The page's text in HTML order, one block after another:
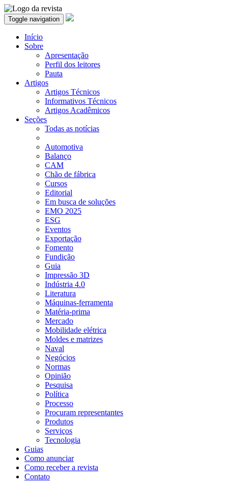
Toggle navigation
Início
Sobre
Apresentação
Perfil dos leitores
Pauta
Artigos
Artigos Técnicos
Informativos Técnicos
Artigos Acadêmicos
Seções
Todas as notícias
Automotiva
Balanço
CAM
Chão de fábrica
Cursos
Editorial
Em busca de soluções
EMO 2025
ESG
Eventos
Exportação
Fomento
Fundição
Guia
Impressão 3D
Indústria 4.0
Literatura
Máquinas-ferramenta
Matéria-prima
Mercado
Mobilidade elétrica
Moldes e matrizes
Naval
Negócios
Normas
Opinião
Pesquisa
Política
Processo
Procuram representantes
Produtos
Serviços
Tecnologia
Guias
Como anunciar
Como receber a revista
Contato